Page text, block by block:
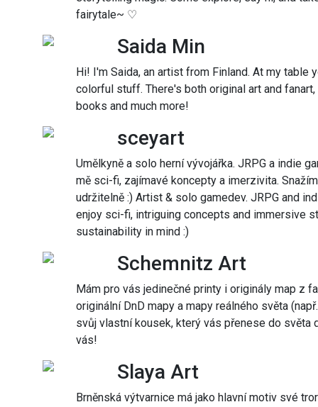
fairytale~ ♡
Saida Min
Hi! I'm Saida, an artist from Finland. At my table
colorful stuff. There's both original art and
books and much more!
sceyart
Umělkyně a solo herní vývojářka. JRPG a indie
mě sci-fi, zajímavé koncepty a imerzivita.
udržitelně :) Artist & solo gamedev. JRPG and
enjoy sci-fi, intriguing concepts and immersive
sustainability in mind :)
Schemnitz Art
Mám pro vás jedinečné printy i originály map z
originální DnD mapy a mapy reálného světa
svůj vlastní kousek, který vás přenese do světa
vás!
Slaya Art
Brněnská výtvarnice má jako hlavní motiv své